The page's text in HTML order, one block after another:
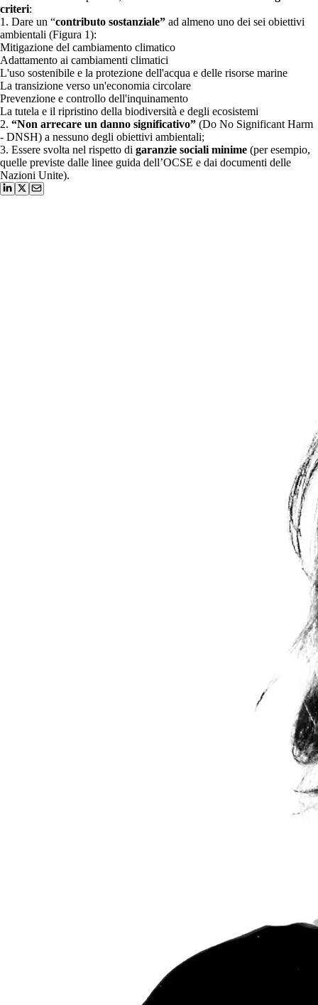
criteri:
1. Dare un “contributo sostanziale” ad almeno uno dei sei obiettivi
ambientali (Figura 1):
Mitigazione del cambiamento climatico
Adattamento ai cambiamenti climatici
L'uso sostenibile e la protezione dell'acqua e delle risorse marine
La transizione verso un'economia circolare
Prevenzione e controllo dell'inquinamento
La tutela e il ripristino della biodiversità e degli ecosistemi
2. “Non arrecare un danno significativo” (Do No Significant Harm
- DNSH) a nessuno degli obiettivi ambientali;
3. Essere svolta nel rispetto di garanzie sociali minime (per esempio,
quelle previste dalle linee guida dell’OCSE e dai documenti delle
Nazioni Unite).